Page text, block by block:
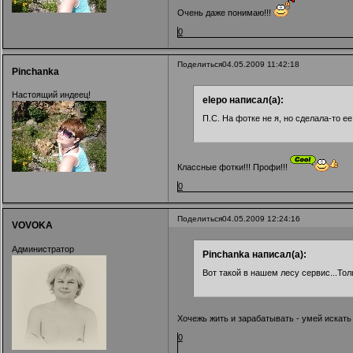
Очень даже понимаю!!!
0
Поделиться04.05.2009 11:42:18
Pinchanka
Настоящий индеец! elepo написал(а):
П.С. На фотке не я, но сделала-то
Классные фотки!!! Профи!!!
0
Поделиться04.05.2009 12:24:16
VOVOKA
Администратор Pinchanka написал(а):
Вот такой в нашем лесу
Хочежь жить и зарабатывать - умей
0